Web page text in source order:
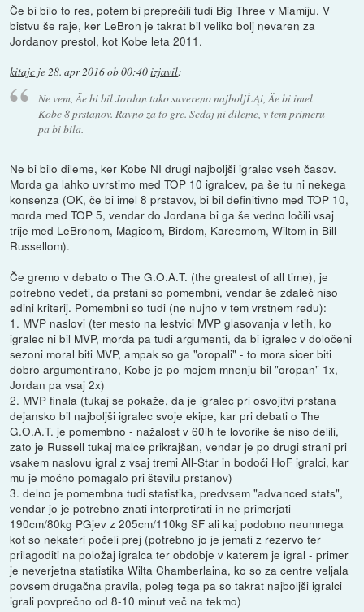
Če bi bilo to res, potem bi preprečili tudi Big Three v Miamiju. V
bistvu še raje, ker LeBron je takrat bil veliko bolj nevaren za
Jordanov prestol, kot Kobe leta 2011.
kitajc je28. apr 2016 ob 00:40izjavil:
Ne vem, Äe bi bil Jordan tako suvereno najboljĹĄi, Äe bi imel
Kobe 8 prstanov. Ravno za to gre. Sedaj ni dileme, v tem primeru
pa bi bila.
Ne bi bilo dileme, ker Kobe NI drugi najboljši igralec vseh časov.
Morda ga lahko uvrstimo med TOP 10 igralcev, pa še tu ni nekega
konsenza (OK, če bi imel 8 prstavov, bi bil definitivno med TOP 10,
morda med TOP 5, vendar do Jordana bi ga še vedno ločili vsaj
trije med LeBronom, Magicom, Birdom, Kareemom, Wiltom in Bill
Russellom).
Če gremo v debato o The G.O.A.T. (the greatest of all time), je
potrebno vedeti, da prstani so pomembni, vendar še zdaleč niso
edini kriterij. Pomembni so tudi (ne nujno v tem vrstnem redu):
1. MVP naslovi (ter mesto na lestvici MVP glasovanja v letih, ko
igralec ni bil MVP, morda pa tudi argumenti, da bi igralec v določeni
sezoni moral biti MVP, ampak so ga "oropali" - to mora sicer biti
dobro argumentirano, Kobe je po mojem mnenju bil "oropan" 1x,
Jordan pa vsaj 2x)
2. MVP finala (tukaj se pokaže, da je igralec pri osvojitvi prstana
dejansko bil najboljši igralec svoje ekipe, kar pri debati o The
G.O.A.T. je pomembno - nažalost v 60ih te lovorike še niso delili,
zato je Russell tukaj malce prikrajšan, vendar je po drugi strani pri
vsakem naslovu igral z vsaj tremi All-Star in bodoči HoF igralci, kar
mu je močno pomagalo pri številu prstanov)
3. delno je pomembna tudi statistika, predvsem "advanced stats",
vendar jo je potrebno znati interpretirati in ne primerjati
190cm/80kg PGjev z 205cm/110kg SF ali kaj podobno neumnega
kot so nekateri počeli prej (potrebno jo je jemati z rezervo ter
prilagoditi na položaj igralca ter obdobje v katerem je igral - primer
je neverjetna statistika Wilta Chamberlaina, ko so za centre veljala
povsem drugačna pravila, poleg tega pa so takrat najboljši igralci
igrali povprečno od 8-10 minut več na tekmo)